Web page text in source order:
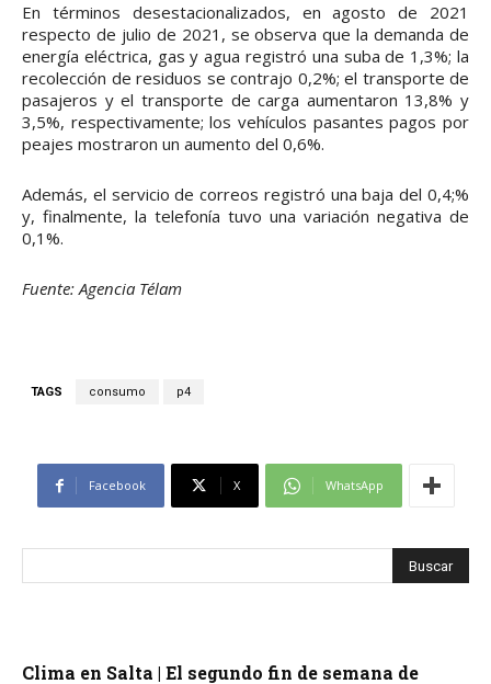
En términos desestacionalizados, en agosto de 2021
respecto de julio de 2021, se observa que la demanda de
energía eléctrica, gas y agua registró una suba de 1,3%; la
recolección de residuos se contrajo 0,2%; el transporte de
pasajeros y el transporte de carga aumentaron 13,8% y
3,5%, respectivamente; los vehículos pasantes pagos por
peajes mostraron un aumento del 0,6%.
Además, el servicio de correos registró una baja del 0,4;%
y, finalmente, la telefonía tuvo una variación negativa de
0,1%.
Fuente: Agencia Télam
TAGS consumo p4
Facebook X WhatsApp
Clima en Salta | El segundo fin de semana de